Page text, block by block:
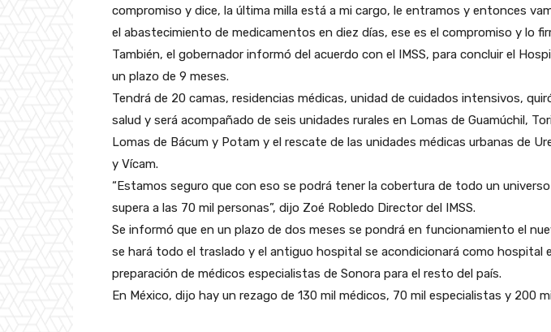
compromiso y dice, la última milla está a mi cargo, le entramos y entonces
el abastecimiento de medicamentos en diez días, ese es el compromiso y lo
También, el gobernador informó del acuerdo con el IMSS, para concluir el
un plazo de 9 meses.
Tendrá de 20 camas, residencias médicas, unidad de cuidados intensivos,
salud y será acompañado de seis unidades rurales en Lomas de Guamúchil,
Lomas de Bácum y Potam y el rescate de las unidades médicas urbanas de
y Vícam.
“Estamos seguro que con eso se podrá tener la cobertura de todo un
supera a las 70 mil personas”, dijo Zoé Robledo Director del IMSS.
Se informó que en un plazo de dos meses se pondrá en funcionamiento el
se hará todo el traslado y el antiguo hospital se acondicionará como hospital
preparación de médicos especialistas de Sonora para el resto del país.
En México, dijo hay un rezago de 130 mil médicos, 70 mil especialistas y 200